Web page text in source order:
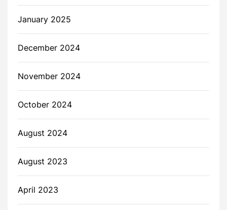
January 2025
December 2024
November 2024
October 2024
August 2024
August 2023
April 2023